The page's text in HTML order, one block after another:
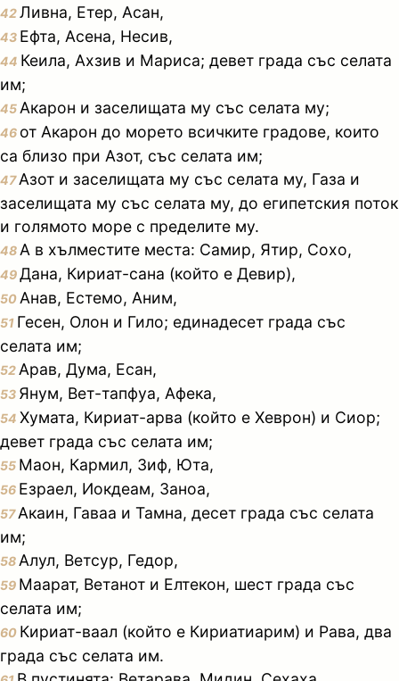
42Ливна, Етер, Асан,
43 Ефта, Асена, Несив,
44 Кеила, Ахзив и Мариса; девет града със селата
им;
45 Акарон и заселищата му със селата му;
46 от Акарон до морето всичките градове, които
са близо при Азот, със селата им;
47Азот и заселищата му със селата му, Газа и
заселищата му със селата му, до египетския поток
и голямото море с пределите му.
48 А в хълместите места: Самир, Ятир, Сохо,
49Дана, Кириат-сана (който е Девир),
50 Анав, Естемо, Аним,
51 Гесен, Олон и Гило; единадесет града със
селата им;
52 Арав, Дума, Есан,
53 Янум, Вет-тапфуа, Афека,
54 Хумата, Кириат-арва (който е Хеврон) и Сиор;
девет града със селата им;
55 Маон, Кармил, Зиф, Юта,
56 Езраел, Иокдеам, Заноа,
57Акаин, Гаваа и Тамна, десет града със селата
им;
58 Алул, Ветсур, Гедор,
59 Маарат, Ветанот и Елтекон, шест града със
селата им;
60 Кириат-ваал (който е Кириатиарим) и Рава, два
града със селата им.